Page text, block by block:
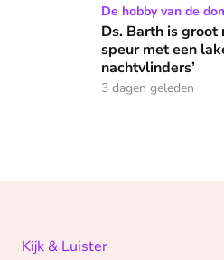
Ds. Barth is grootDe hobby van de
Ds. Barth is groot
speur met een
nachtvlinders’
3 dagen geleden
Kijk & Luister